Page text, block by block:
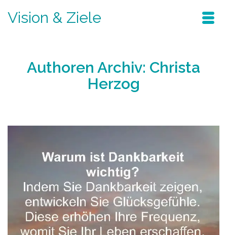
Vision & Ziele
Authoren Archiv: Christa
Herzog